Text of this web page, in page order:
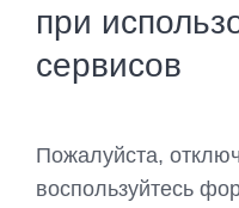
при
сервисов
Пожалуйста,
воспользуйтесь